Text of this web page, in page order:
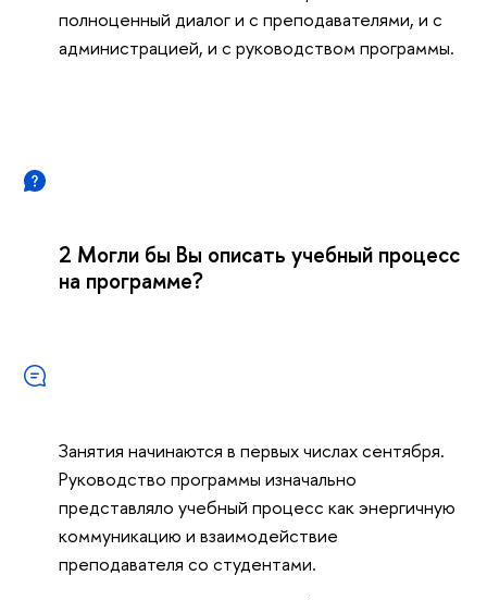
полноценный диалог и с преподавателями, и с
администрацией, и с руководством программы.
2 Могли бы Вы описать учебный процесс
на программе?
Занятия начинаются в первых числах сентября.
Руководство программы изначально
представляло учебный процесс как энергичную
коммуникацию и взаимодействие
преподавателя со студентами.